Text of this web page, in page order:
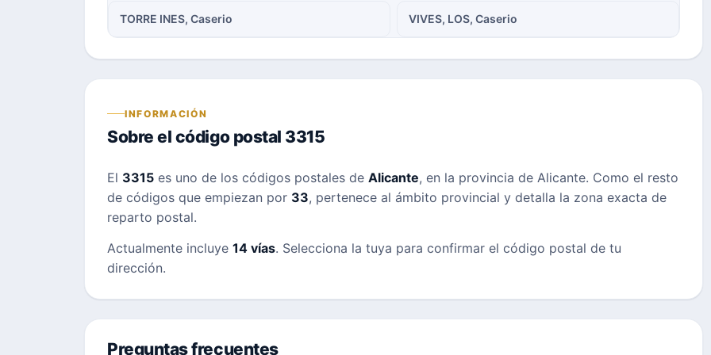
TORRE INES, Caserio VIVES, LOS, Caserio
INFORMACIÓN
Sobre el código postal 3315
El 3315 es uno de los códigos postales de Alicante, en la provincia de Alicante. Como el resto
de códigos que empiezan por 33, pertenece al ámbito provincial y detalla la zona exacta de
reparto postal.
Actualmente incluye 14 vías. Selecciona la tuya para confirmar el código postal de tu
dirección.
Preguntas frecuentes